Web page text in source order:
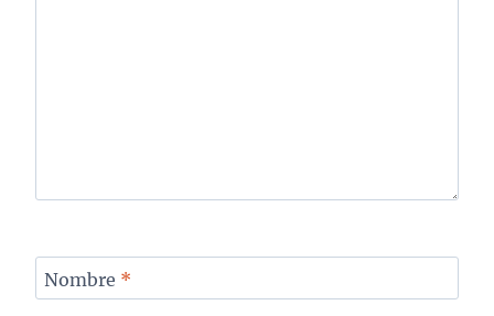
Nombre *